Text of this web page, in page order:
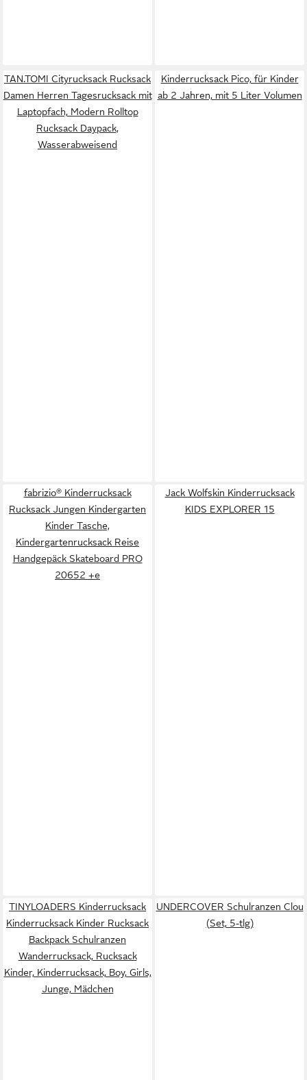
TAN.TOMI Cityrucksack Rucksack
Damen Herren Tagesrucksack mit
Laptopfach, Modern Rolltop
Rucksack Daypack,
Wasserabweisend
Kinderrucksack Pico, für Kinder
ab 2 Jahren, mit 5 Liter Volumen
fabrizio® Kinderrucksack
Rucksack Jungen Kindergarten
Kinder Tasche,
Kindergartenrucksack Reise
Handgepäck Skateboard PRO
20652 +e
Jack Wolfskin Kinderrucksack
KIDS EXPLORER 15
TINYLOADERS Kinderrucksack
Kinderrucksack Kinder Rucksack
Backpack Schulranzen
Wanderrucksack, Rucksack
Kinder, Kinderrucksack, Boy, Girls,
Junge, Mädchen
UNDERCOVER Schulranzen Clou
(Set, 5-tlg)